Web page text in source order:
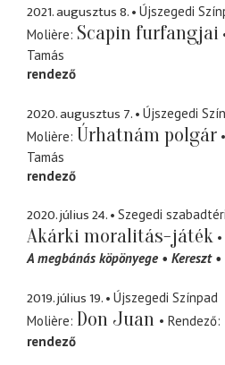
2021. augusztus 8.
Újszegedi
Molière Scapin furfangjai
Tamás
rendező
2020. augusztus 7.
Újszegedi
Molière Úrhatnám polgár
Tamás
rendező
2020. július 24. Szegedi szabadtéri
Akárki moralitás-játék
A megbánás köpönyege
Kereszt
2019. július 19.
Újszegedi Színpad
Molière Don Juan Rendező
rendező